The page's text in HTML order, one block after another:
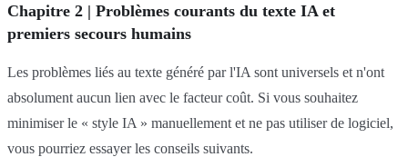
Chapitre 2 | Problèmes courants du texte IA et
premiers secours humains
Les problèmes liés au texte généré par l'IA sont universels et n'ont
absolument aucun lien avec le facteur coût. Si vous souhaitez
minimiser le « style IA » manuellement et ne pas utiliser de logiciel,
vous pourriez essayer les conseils suivants.